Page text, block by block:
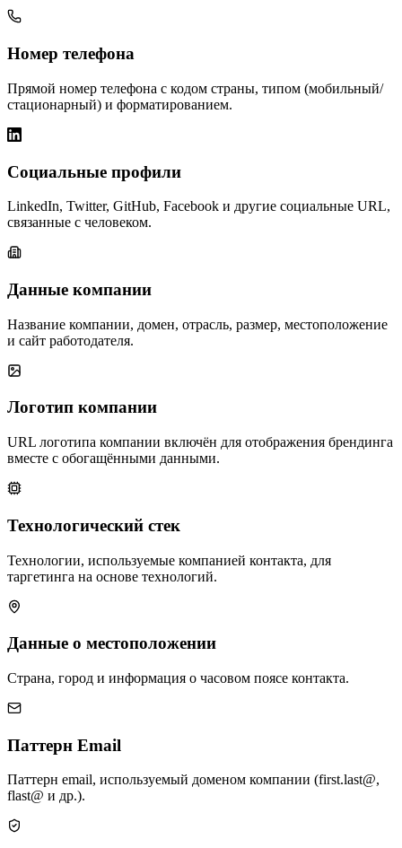
Номер телефона
Прямой номер телефона с кодом страны, типом (мобильный/
стационарный) и форматированием.
Социальные профили
LinkedIn, Twitter, GitHub, Facebook и другие социальные URL,
связанные с человеком.
Данные компании
Название компании, домен, отрасль, размер, местоположение
и сайт работодателя.
Логотип компании
URL логотипа компании включён для отображения брендинга
вместе с обогащёнными данными.
Технологический стек
Технологии, используемые компанией контакта, для
таргетинга на основе технологий.
Данные о местоположении
Страна, город и информация о часовом поясе контакта.
Паттерн Email
Паттерн email, используемый доменом компании (first.last@,
flast@ и др.).